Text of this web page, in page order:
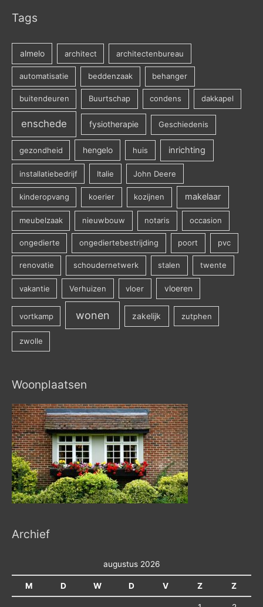
Tags
almelo architect architectenbureau
automatisatie beddenzaak behanger
buitendeuren Buurtschap condens dakkapel
enschede fysiotherapie Geschiedenis
gezondheid hengelo huis inrichting
installatiebedrijf Italie John Deere
kinderopvang koerier kozijnen makelaar
meubelzaak nieuwbouw notaris occasion
ongedierte ongediertebestrijding poort pvc
renovatie schoudernetwerk stalen twente
vakantie Verhuizen vloer vloeren
vortkamp wonen zakelijk zutphen
zwolle
Woonplaatsen
Archief
augustus 2026
M D W D V Z Z